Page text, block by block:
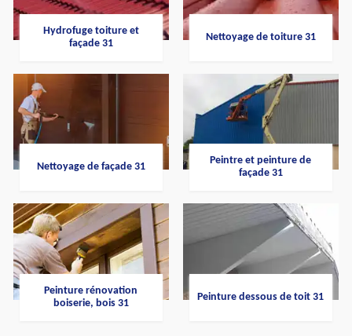
Hydrofuge toiture et
façade 31
Nettoyage de toiture 31
Nettoyage de façade 31
Peintre et peinture de
façade 31
Peinture rénovation
boiserie, bois 31
Peinture dessous de toit 31